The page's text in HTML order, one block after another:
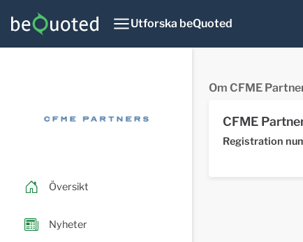
Utforska beQuoted
Översikt
Nyheter
Om CFME
CFME
Registration